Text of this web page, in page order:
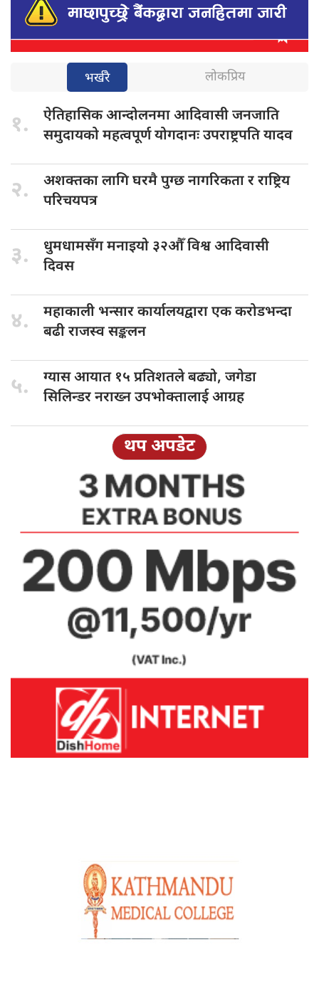
भर्खरै लोकप्रिय
१. ऐतिहासिक आन्दोलनमाआदिवासी जनजाति
समुदायको महत्वपूर्ण योगदानः उपराष्ट्रपति यादव
२. अशक्तका लागिघरमै पुग्छ नागरिकता र राष्ट्रिय
परिचयपत्र
३. धुमधामसँग मनाइयो ३२औँ विश्व आदिवासी
दिवस
४. महाकाली भन्सारकार्यालयद्वारा एक करोडभन्दा
बढी राजस्व सङ्कलन
५. ग्यास आयात १५ प्रतिशतले बढ्यो, जगेडा
सिलिन्डर नराख्न उपभोक्तालाई आग्रह
थप अपडेट